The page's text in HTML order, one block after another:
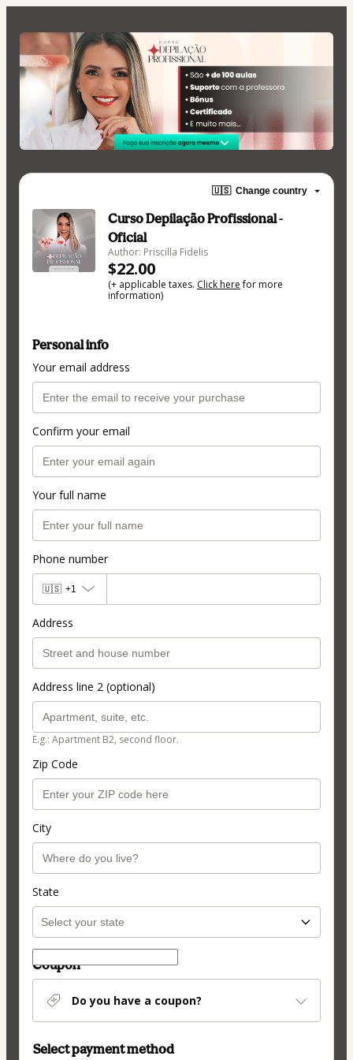
🇺🇸 Change country
Curso Depilação Profissional -
Oficial
Author: Priscilla Fidelis
$22.00
(+ applicable taxes. Click herefor more
information)
Personal info
Your email address
Confirm your email
Your full name
Phone number
🇺🇸 +1
Address
Address line 2 (optional)
E.g.: Apartment B2, second floor.
Zip Code
City
State
Coupon
Do you have a coupon?
Select payment method